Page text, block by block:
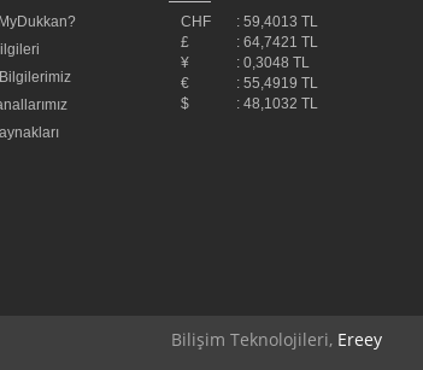
Bilgilerimiz
CHF
: 59,4013 TL
£
: 64,7421 TL
¥
: 0,3048 TL
€
: 55,4919 TL
$
: 48,1032 TL
Bilişim Teknolojileri, Ereey